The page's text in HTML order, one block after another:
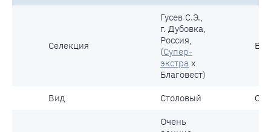
Селекция
Гусев С.Э.,
г. Дубовка,
Россия,
(Супер-
экстра х
Благовест)
Вид Столовый
Очень